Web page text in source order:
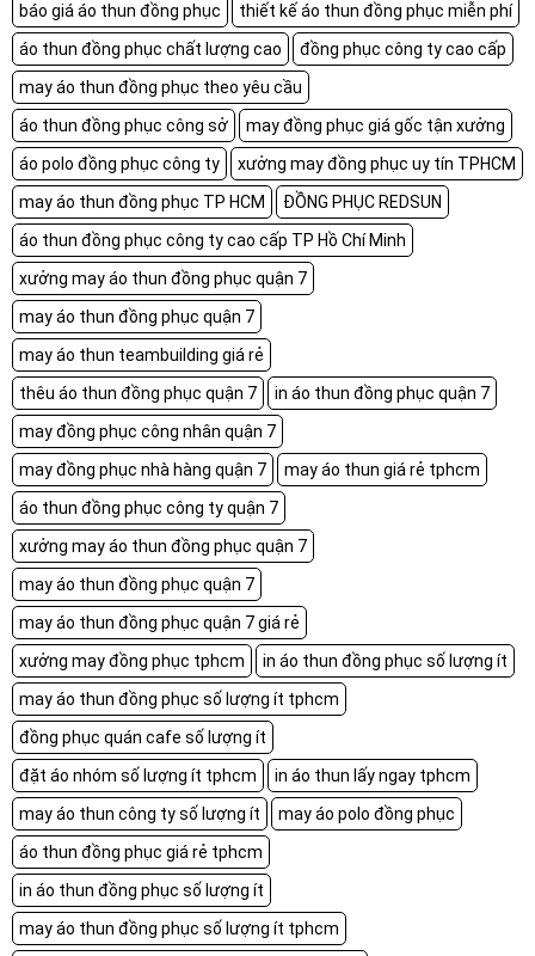
báo giá áo thun đồng phục
thiết kế áo thun đồng phục miễn phí
áo thun đồng phục chất lượng cao
đồng phục công ty cao cấp
may áo thun đồng phục theo yêu cầu
áo thun đồng phục công sở
may đồng phục giá gốc tận xưởng
áo polo đồng phục công ty
xưởng may đồng phục uy tín TPHCM
may áo thun đồng phục TP HCM
ĐỒNG PHỤC REDSUN
áo thun đồng phục công ty cao cấp TP Hồ Chí Minh
xưởng may áo thun đồng phục quận 7
may áo thun đồng phục quận 7
may áo thun teambuilding giá rẻ
thêu áo thun đồng phục quận 7
in áo thun đồng phục quận 7
may đồng phục công nhân quận 7
may đồng phục nhà hàng quận 7
may áo thun giá rẻ tphcm
áo thun đồng phục công ty quận 7
xưởng may áo thun đồng phục quận 7
may áo thun đồng phục quận 7
may áo thun đồng phục quận 7 giá rẻ
xưởng may đồng phục tphcm
in áo thun đồng phục số lượng ít
may áo thun đồng phục số lượng ít tphcm
đồng phục quán cafe số lượng ít
đặt áo nhóm số lượng ít tphcm
in áo thun lấy ngay tphcm
may áo thun công ty số lượng ít
may áo polo đồng phục
áo thun đồng phục giá rẻ tphcm
in áo thun đồng phục số lượng ít
may áo thun đồng phục số lượng ít tphcm